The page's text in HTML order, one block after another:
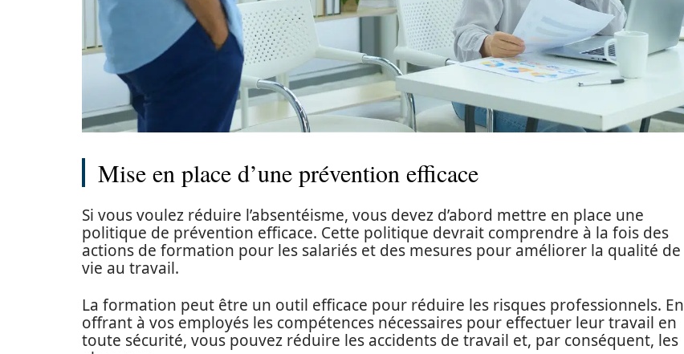
Mise en place d’une prévention efficace
Si vous voulez réduire l’absentéisme, vous devez d’abord mettre en place une
politique de prévention efficace. Cette politique devrait comprendre à la fois des
actions de formation pour les salariés et des mesures pour améliorer la qualité de
vie au travail.
La formation peut être un outil efficace pour réduire les risques professionnels. En
offrant à vos employés les compétences nécessaires pour effectuer leur travail en
toute sécurité, vous pouvez réduire les accidents de travail et, par conséquent, les